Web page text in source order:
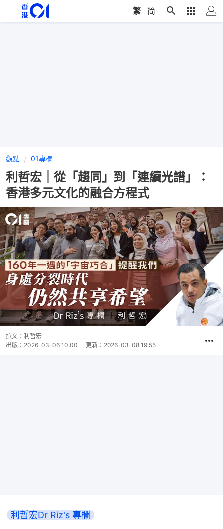
繁 简
觀點 01專欄
利哲宏｜從「趨同」到「連續光譜」：
香港多元文化的融合方程式
撰文： 利哲宏
出版： 2026-03-06 10:00 更新： 2026-03-08 19:55
利哲宏Dr Riz's 專欄